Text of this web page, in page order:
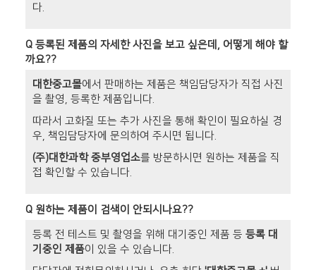
다.
Q등록된 제품의 자세한 사진을 보고 싶은데, 어떻게 해야 할
까요??
대한중고몰에서 판매하는 제품은 책임담당자가 직접 사진
을 촬영, 등록한 제품입니다.
따라서 고화질 또는 추가 사진을 통해 확인이 필요하실 경
우, 책임담당자에 문의하여 주시면 됩니다.
(주)대한과학 중부영업소를 방문하시면 원하는 제품을 직
접 확인할 수 있습니다.
Q원하는 제품이 검색이 안되시나요??
등록 전 테스트 및 촬영을 위해 대기중인 제품 등 등록 대
기중인 제품이 있을 수 있습니다.